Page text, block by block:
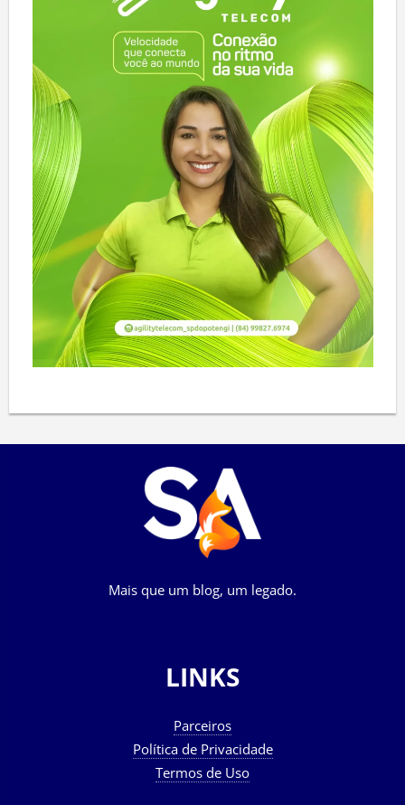
Mais que um blog, um legado.
LINKS
Parceiros
Política de Privacidade
Termos de Uso